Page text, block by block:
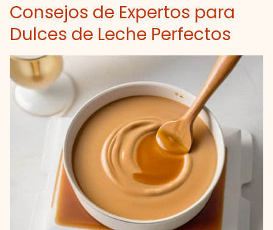
Consejos de Expertos para
Dulces de Leche Perfectos